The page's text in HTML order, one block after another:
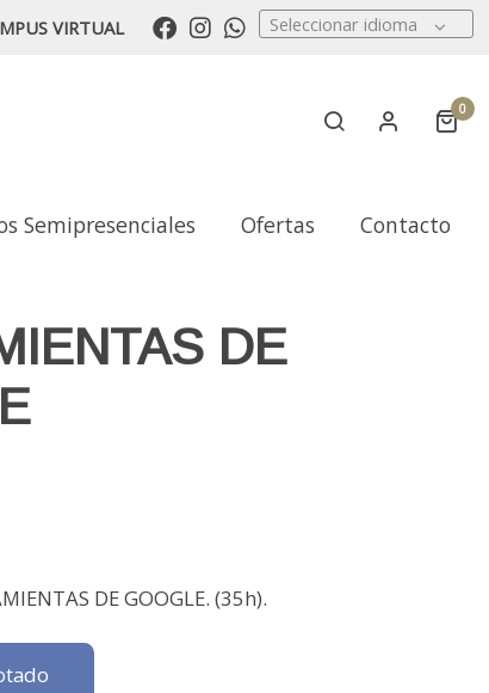
VIRTUAL Seleccionar idioma
0
Semipresenciales Ofertas Contacto
DE
DE GOOGLE. (35h).